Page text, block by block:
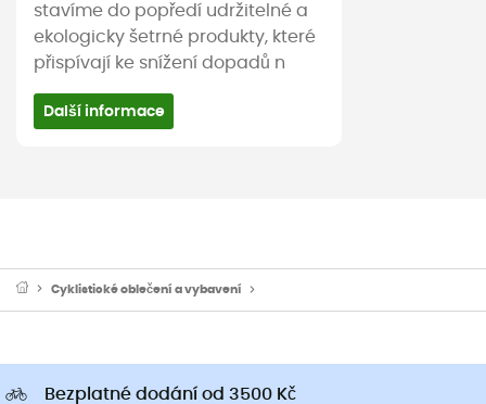
stavíme do popředí udržitelné a
ekologicky šetrné produkty, které
přispívají ke snížení dopadů n
Další informace
Cyklistické oblečení a vybavení
Bezplatné dodání od 3500 Kč